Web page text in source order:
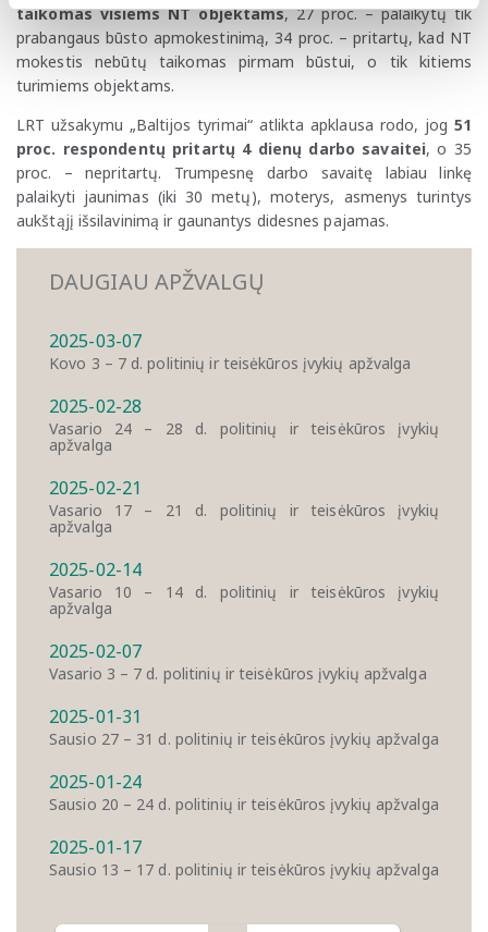
taikomas visiems NT objektams, 27 proc. – palaikytų tik
prabangaus būsto apmokestinimą, 34 proc. – pritartų, kad NT
mokestis nebūtų taikomas pirmam būstui, o tik kitiems
turimiems objektams.
LRT užsakymu „Baltijos tyrimai“ atlikta apklausa rodo, jog 51
proc. respondentų pritartų 4 dienų darbo savaitei, o 35
proc. – nepritartų. Trumpesnę darbo savaitę labiau linkę
palaikyti jaunimas (iki 30 metų), moterys, asmenys turintys
aukštąjį išsilavinimą ir gaunantys didesnes pajamas.
DAUGIAU APŽVALGŲ
2025-03-07
Kovo 3 – 7 d. politinių ir teisėkūros įvykių apžvalga
2025-02-28
Vasario 24 – 28 d. politinių ir teisėkūros įvykių
apžvalga
2025-02-21
Vasario 17 – 21 d. politinių ir teisėkūros įvykių
apžvalga
2025-02-14
Vasario 10 – 14 d. politinių ir teisėkūros įvykių
apžvalga
2025-02-07
Vasario 3 – 7 d. politinių ir teisėkūros įvykių apžvalga
2025-01-31
Sausio 27 – 31 d. politinių ir teisėkūros įvykių apžvalga
2025-01-24
Sausio 20 – 24 d. politinių ir teisėkūros įvykių apžvalga
2025-01-17
Sausio 13 – 17 d. politinių ir teisėkūros įvykių apžvalga